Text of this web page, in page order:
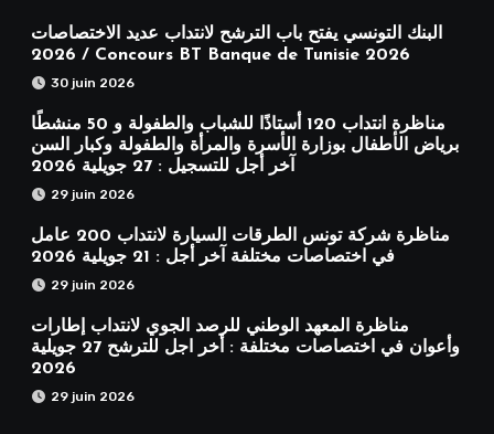
البنك التونسي يفتح باب الترشح لانتداب عديد الاختصاصات
2026 / Concours BT Banque de Tunisie 2026
30 juin 2026
مناظرة انتداب 120 أستاذًا للشباب والطفولة و 50 منشطًا
برياض الأطفال بوزارة الأسرة والمرأة والطفولة وكبار السن
آخر أجل للتسجيل : 27 جويلية 2026
29 juin 2026
مناظرة شركة تونس الطرقات السيارة لانتداب 200 عامل
في اختصاصات مختلفة آخر أجل : 21 جويلية 2026
29 juin 2026
مناظرة المعهد الوطني للرصد الجوي لانتداب إطارات
وأعوان في اختصاصات مختلفة : أخر اجل للترشح 27 جويلية
2026
29 juin 2026